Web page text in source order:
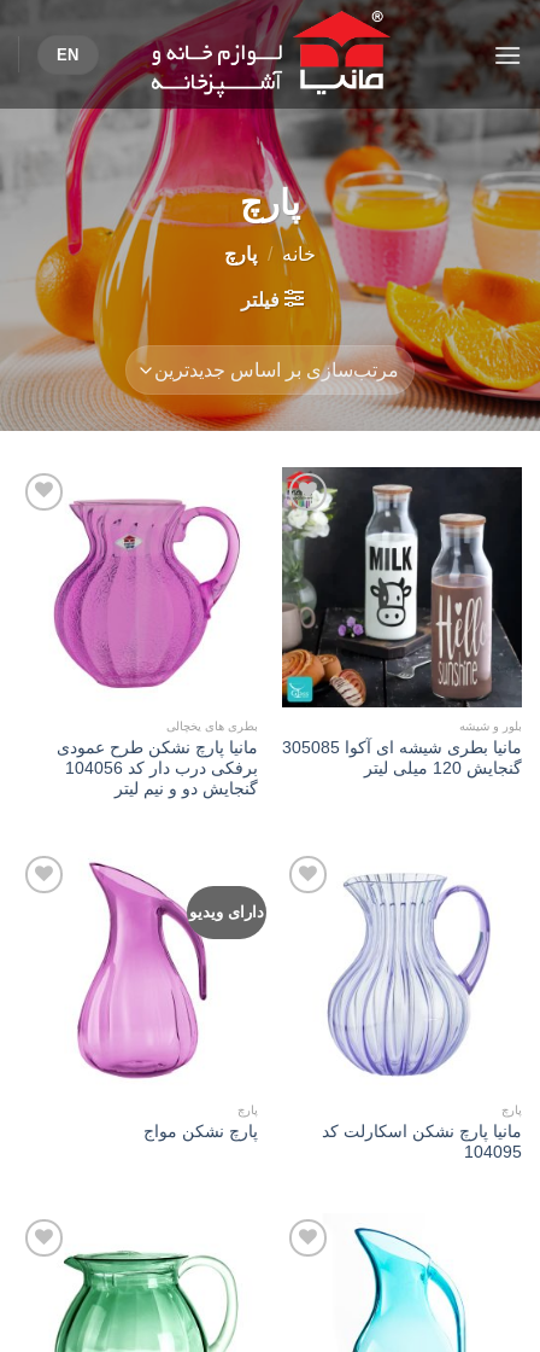
Skip
content
EN
پارچ
خانه / پارچ
فیلتر
Add to
wishlist
بلور و شیشه
مانیا بطری شیشه ای آکوا 305085
گنجایش 120 میلی لیتر
بطری های یخچالی
مانیا پارچ نشکن طرح عمودی
برفکی درب دار کد 104056
گنجایش دو و نیم لیتر
پارچ
مانیا پارچ نشکن اسکارلت کد
104095
دارای ویدیو
پارچ
پارچ نشکن مواج
wishlist